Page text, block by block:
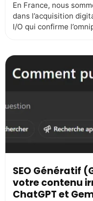
En France, nous
dans l’acquisition
I/O qui confirme
usage massif de
pour être un peu
SEO Génératif
votre contenu
ChatGPT et